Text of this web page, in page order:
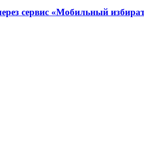
сервис «Мобильный